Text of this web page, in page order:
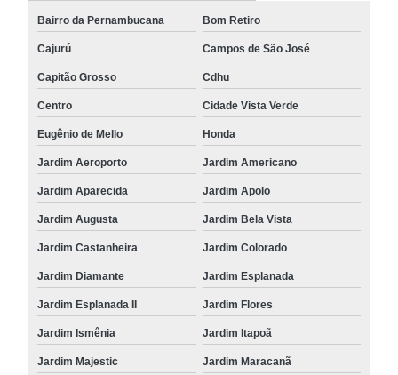
Bairro da Pernambucana Bom Retiro
Cajurú Campos de São José
Capitão Grosso Cdhu
Centro Cidade Vista Verde
Eugênio de Mello Honda
Jardim Aeroporto Jardim Americano
Jardim Aparecida Jardim Apolo
Jardim Augusta Jardim Bela Vista
Jardim Castanheira Jardim Colorado
Jardim Diamante Jardim Esplanada
Jardim Esplanada II Jardim Flores
Jardim Ismênia Jardim Itapoã
Jardim Majestic Jardim Maracanã